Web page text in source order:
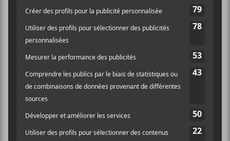
Montréal
H2X 2S6
514-286-1010
Voir Lieu site web
Billets
AJOUTER AU CALENDRIER